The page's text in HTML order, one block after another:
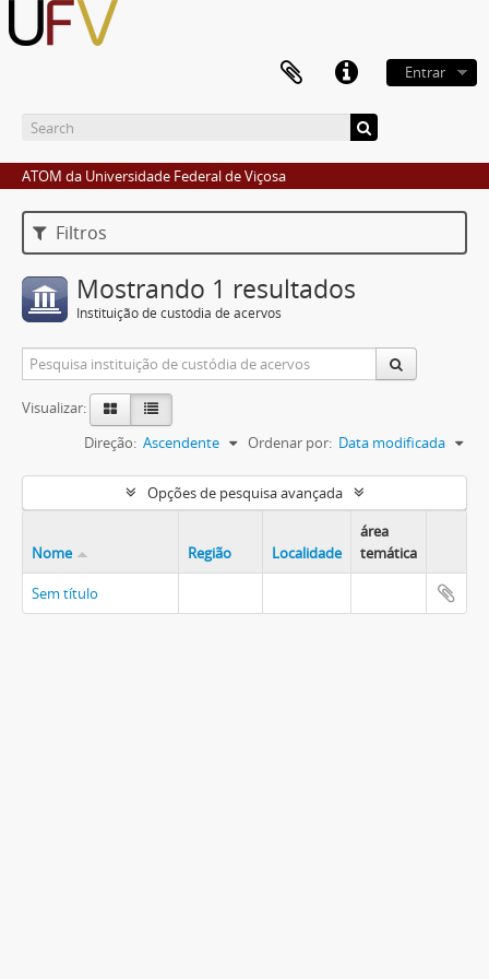
Entrar
ATOM da Universidade Federal de Viçosa
Filtros
Mostrando 1 resultados
Instituição de custódia de acervos
Visualizar:
Ordenar por: Data modificada
Direção: Ascendente
Opções de pesquisa avançada
Nome Região Localidade
área
temática
Sem título